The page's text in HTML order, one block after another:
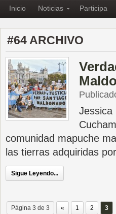
Inicio Noticias Participa
#64 ARCHIVO
Jessica
comunidad mapuche
las tierras adquiridas
Sigue Leyendo...
Página 3 de 3 « 1 2 3